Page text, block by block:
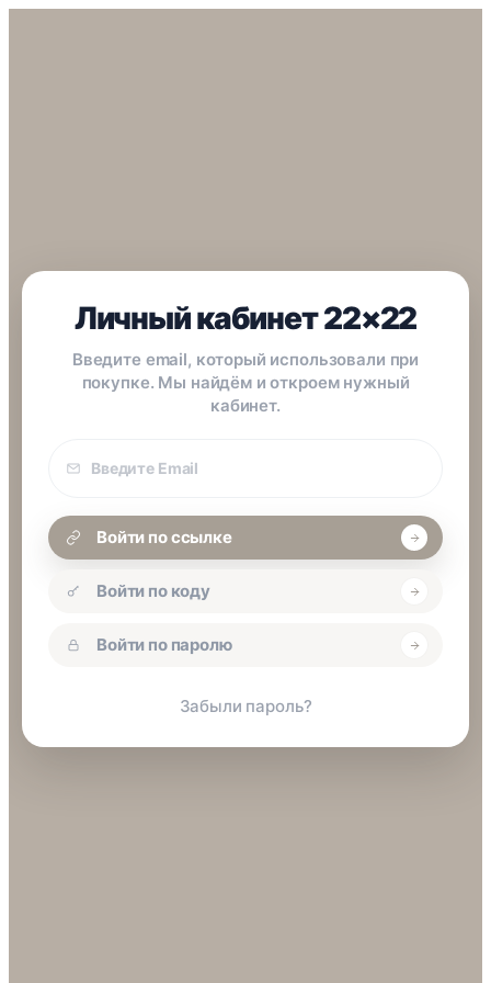
Личный кабинет 22×22
Введите email, который использовали при
покупке. Мы найдём и откроем нужный
кабинет.
покупки
Войти по ссылке
Войти по коду
Войти по паролю
Забыли пароль?